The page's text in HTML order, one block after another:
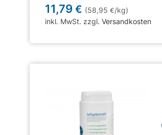
11,79€ (58,95€/kg)
inkl. MwSt. zzgl.Versandkosten